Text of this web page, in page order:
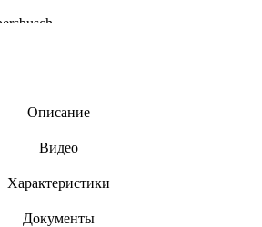
Описание
Видео
Характеристики
Документы